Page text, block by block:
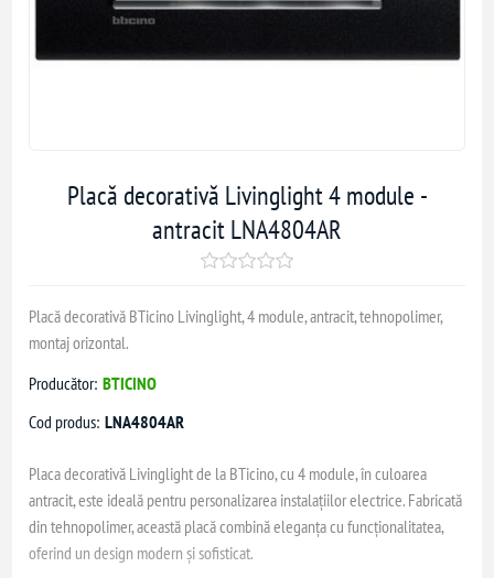
Placă decorativă Livinglight 4 module -
antracit LNA4804AR
Placă decorativă BTicino Livinglight, 4 module, antracit, tehnopolimer,
montaj orizontal.
Producător: BTICINO
Cod produs: LNA4804AR
Placa decorativă Livinglight de la BTicino, cu 4 module, în culoarea
antracit, este ideală pentru personalizarea instalațiilor electrice. Fabricată
din tehnopolimer, această placă combină eleganța cu funcționalitatea,
oferind un design modern și sofisticat.